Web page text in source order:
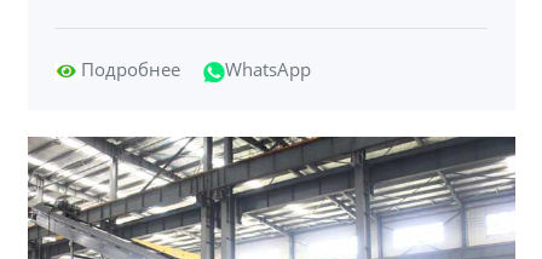
Подробнее WhatsApp